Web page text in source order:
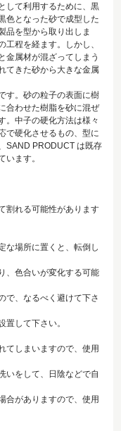
して利用するために、黒
色となった砂で成型した
品を型から取り出しま
程を経ます。しかし、
金属材が混ざってしまう
てきた砂から大きな金属
す。砂の粒子の表面に樹
合わせた樹脂を砂に混ぜ
。中子の硬化方法は様々
で硬化させるもの、型に
SAND PRODUCT は既存
います。
割れる可能性があります
な場所に置くと、転倒し
、色合いが変化する可能
で、なるべく避けて下さ
置して下さい。
てしまいますので、使用
いをして、日陰などで自
合がありますので、使用